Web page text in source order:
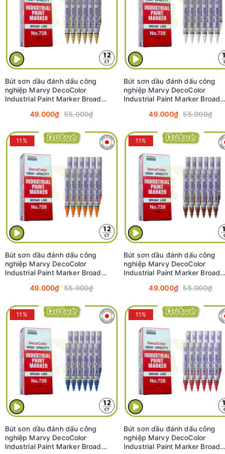
Bút sơn dầu đánh dấu công
nghiệp Marvy DecoColor
Industrial Paint Marker Broad
49.000₫ 55.000₫
Bút sơn dầu đánh dấu công
nghiệp Marvy DecoColor
Industrial Paint Marker Broad
49.000₫ 55.000₫
11%
Bút sơn dầu đánh dấu công
nghiệp Marvy DecoColor
Industrial Paint Marker Broad
49.000₫ 55.000₫
11%
Bút sơn dầu đánh dấu công
nghiệp Marvy DecoColor
Industrial Paint Marker Broad
49.000₫ 55.000₫
11%
Bút sơn dầu đánh dấu công
nghiệp Marvy DecoColor
Industrial Paint Marker Broad
11%
Bút sơn dầu đánh dấu công
nghiệp Marvy DecoColor
Industrial Paint Marker Broad